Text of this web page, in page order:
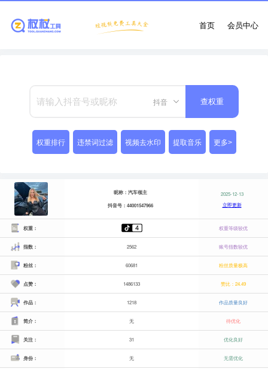
会员中心
首页
抖音 查权重
权重排行 违禁词过滤 视频去水印 提取音乐 更多>
昵称：汽车领主
抖音号：44001547966
2025-12-13
立即更新
权重： 权重等级较优
指数： 2562 账号指数较优
粉丝： 60681 粉丝质量极高
点赞： 1486133 赞比：24.49
作品： 1218 作品质量良好
简介： 无 待优化
关注： 31 优化良好
身份： 无 无需优化